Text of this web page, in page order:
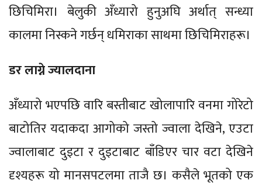
छिचिमिरा। बेलुकी अँध्यारो हुनुअघि अर्थात् सन्ध्या
कालमा निस्कने गर्छन् धमिराका साथमा छिचिमिराहरू।
डर लाग्ने ज्यालदाना
अँध्यारो भएपछि वारि बस्तीबाट खोलापारि वनमा गोरेटो
बाटोतिर यदाकदा आगोको जस्तो ज्वाला देखिने, एउटा
ज्वालाबाट दुइटा र दुइटाबाट बाँडिएर चार वटा देखिने
दृश्यहरू यो मानसपटलमा ताजै छ। कसैले भूतको एक